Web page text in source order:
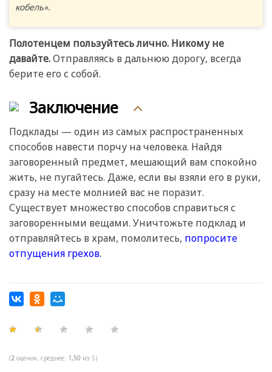
кобель».
Полотенцем пользуйтесь лично. Никому не
давайте.Отправляясь в дальнюю дорогу, всегда
берите его с собой.
Заключение
Подклады — один из самых распространенных
способов навести порчу на человека. Найдя
заговоренный предмет, мешающий вам спокойно
жить, не пугайтесь. Даже, если вы взяли его в руки,
сразу на месте молнией вас не поразит.
Существует множество способов справиться с
заговоренными вещами. Уничтожьте подклад и
отправляйтесь в храм, помолитесь, попросите
отпущения грехов.
(2 оценок, среднее: 1,50 из 5)